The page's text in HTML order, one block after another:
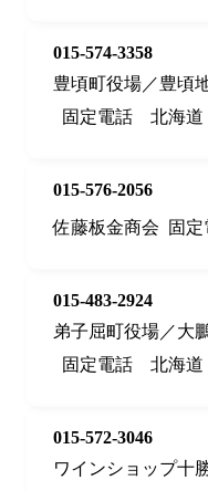
015-574-3358
豊頃町役場／豊頃
固定電話
北海道
015-576-2056
佐藤板金商会
固
015-483-2924
弟子屈町役場／大
固定電話
北海道
015-572-3046
ワインショップ十